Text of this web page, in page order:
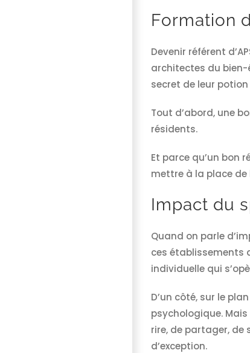
Formation
Devenir référent
architectes du bien-
secret de leur
Tout d’abord, une
résidents.
Et parce qu’un bon
mettre à la place de
Impact du
Quand on parle
ces établissements
individuelle qui
D’un côté, sur le
psychologique.
rire, de partager, de
d’exception.